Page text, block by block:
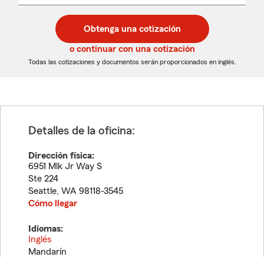
desplegable
de
5
dígitos
de
5
dígitos
Obtenga una cotización
o continuar con una cotización
Todas las cotizaciones y documentos serán proporcionados en inglés.
Detalles de la oficina:
Dirección física:
6951 Mlk Jr Way S
Ste 224
Seattle, WA 98118-3545
Cómo llegar
Idiomas:
Inglés
Mandarín